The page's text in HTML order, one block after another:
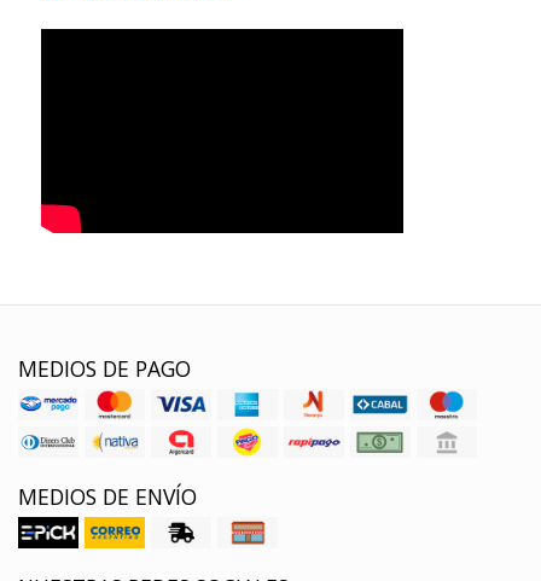
MEDIOS DE PAGO
MEDIOS DE ENVÍO